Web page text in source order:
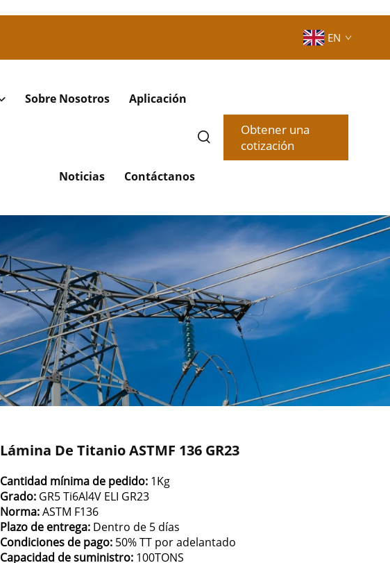
EN
Sobre Nosotros Aplicación
Noticias Contáctanos
Obtener una
cotización
Lámina De Titanio ASTMF 136 GR23
Cantidad mínima de pedido: 1Kg
Grado: GR5 Ti6Al4V ELI GR23
Norma:ASTM F136
Plazo de entrega: Dentro de 5 días
Condiciones de pago: 50% TT por adelantado
Capacidad de suministro: 100TONS